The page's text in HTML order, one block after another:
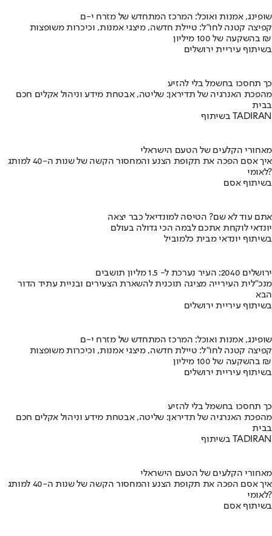
שופינג, אמנות ואוכל: המרכז המתחדש של מזרח י-ם
קפיצה קטנה לחו"ל: טיילת חדשה, מיצגי אמנות, וכיכרות משופצות
בהשקעה של 100 מיליון ₪
בשיתוף עיריית ירושלים
כך תחסכו בחשמל בלי להזיע
מהפכת האנרגיה של תדיראן: שליטה, אבטחת מידע וניהול אקלים חכם
בבית
בשיתוף TADIRAN
מאחורי הקלעים של הטעם הישראלי
איך אסם הפכה את תקופת הצנע והמחסור הקשה של שנות ה-40 למותג
לאומי?
בשיתוף אסם
אתם עוד לא שם? הטיסה למונדיאל כבר יצאה
יונדאי לוקחת אתכם לבמה הכי גדולה בעולם
בשיתוף יונדאי מבית כלמוביל
ירושלים 2040: העיר נערכת ל- 1.5 מליון תושבים
מנכ"לית העירייה מציגה תוכנית להשארת הצעירים ובניית עתיד הדור
הבא
בשיתוף עיריית ירושלים
שופינג, אמנות ואוכל: המרכז המתחדש של מזרח י-ם
קפיצה קטנה לחו"ל: טיילת חדשה, מיצגי אמנות, וכיכרות משופצות
בהשקעה של 100 מיליון ₪
בשיתוף עיריית ירושלים
כך תחסכו בחשמל בלי להזיע
מהפכת האנרגיה של תדיראן: שליטה, אבטחת מידע וניהול אקלים חכם
בבית
בשיתוף TADIRAN
מאחורי הקלעים של הטעם הישראלי
איך אסם הפכה את תקופת הצנע והמחסור הקשה של שנות ה-40 למותג
לאומי?
בשיתוף אסם